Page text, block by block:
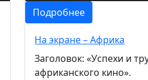
Подробнее
На экране – Африка
Заголовок: «Успехи и
африканского кино».